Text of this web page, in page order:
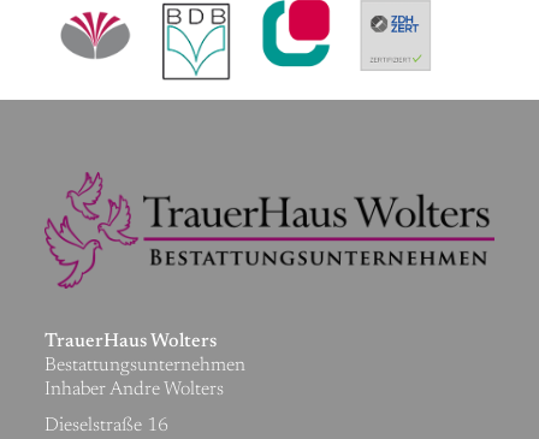
TrauerHaus Wolters
Bestattungsunternehmen
Inhaber Andre Wolters
Dieselstraße 16